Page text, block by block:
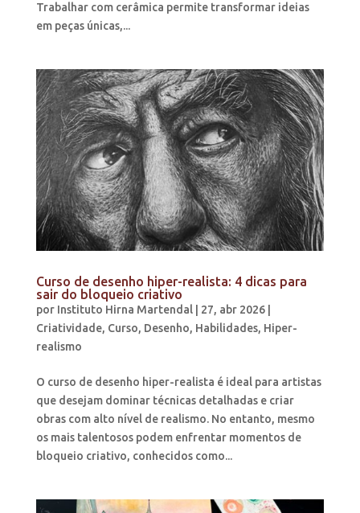
Trabalhar com cerâmica permite transformar ideias
em peças únicas,...
Curso de desenho hiper-realista: 4 dicas para
sair do bloqueio criativo
por Instituto Hirna Martendal| 27, abr 2026|
Criatividade, Curso, Desenho, Habilidades, Hiper-
realismo
O curso de desenho hiper-realista é ideal para artistas
que desejam dominar técnicas detalhadas e criar
obras com alto nível de realismo. No entanto, mesmo
os mais talentosos podem enfrentar momentos de
bloqueio criativo, conhecidos como...